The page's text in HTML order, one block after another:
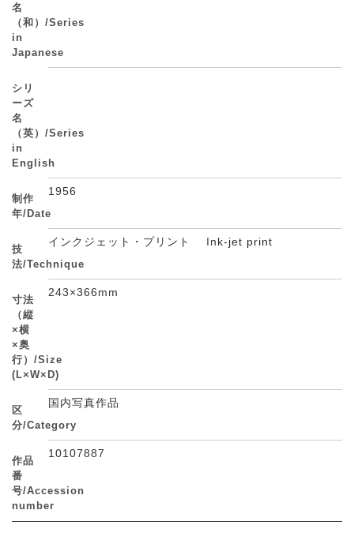
名
（和）/Series
in
Japanese
シリ
ーズ
名
（英）/Series
in
English
制作
年/Date
1956
技
法/Technique
インクジェット・プリント Ink-jet print
寸法
（縦
×横
×奥
行）/Size
(L×W×D)
243×366mm
区
分/Category
国内写真作品
作品
番
号/Accession
number
10107887